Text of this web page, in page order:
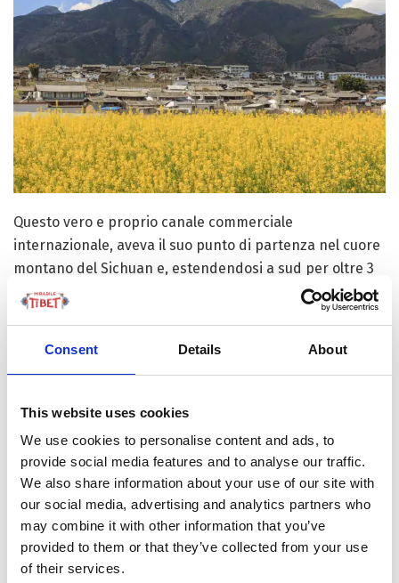
Consent Details About
This website uses cookies
We use cookies to personalise content and ads, to
provide social media features and to analyse our traffic.
We also share information about your use of our site with
our social media, advertising and analytics partners who
may combine it with other information that you’ve
provided to them or that they’ve collected from your use
of their services.
Questo vero e proprio canale commerciale
internazionale, aveva il suo punto di partenza nel cuore
montano del Sichuan e, estendendosi a sud per oltre 3
mila chilometri, permise la nascita del commercio tra il
subcontinente indiano e la Cina continentale. In questa
dell’himalaya.
IL DISTRETTO DI GYANTSE: LA
ROCCAFORTE INESPUGNABILE
Tra i luoghi più suggestivi dell’altopiano vi è Gyantse,
una città tibetana sita ad oltre 4 mila metri di altitudine,
ed è attraversata dalla “Friendship Highway”, che la
collega direttamente con Kathmandu in Nepal. Posta